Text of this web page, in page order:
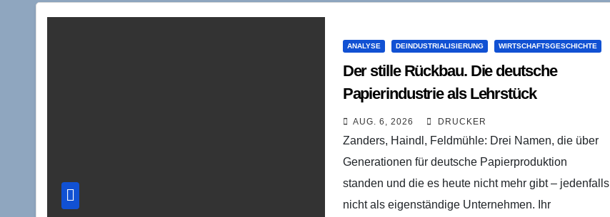
ANALYSE DEINDUSTRIALISIERUNG WIRTSCHAFTSGESCHICHTE
Der stille Rückbau. Die deutsche
Papierindustrie als Lehrstück
industrieökonomischer Konsolidierung
AUG. 6, 2026 DRUCKER
Zanders, Haindl, Feldmühle: Drei Namen, die über
Generationen für deutsche Papierproduktion
standen und die es heute nicht mehr gibt – jedenfalls
nicht als eigenständige Unternehmen. Ihr